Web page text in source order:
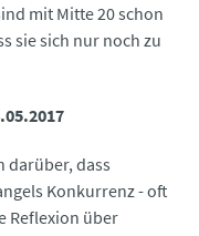
mit Mitte 20 schon
sie sich nur noch zu
darüber, dass
Konkurrenz - oft
Reflexion über